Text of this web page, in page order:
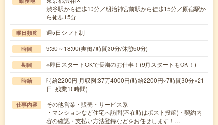
渋谷駅から徒歩10分／明治神宮前駅から徒歩15分／原宿駅か
ら徒歩15分
曜日頻度 週5日シフト制
時間 9:30～18:00(実働7時間30分/休憩60分)
期間 ※即日スタートOKで長期のお仕事！(9月スタートもOK！)
時給
時給2200円 月収例:37万4000円(時給2200円×7時間30分×21
日+残業10時間)
仕事内容
その他営業・販売・サービス系
・マンションなど住宅へ訪問(不在時はポスト投函)・契約内
容の確認・支払い方法登録などをお任せします！…